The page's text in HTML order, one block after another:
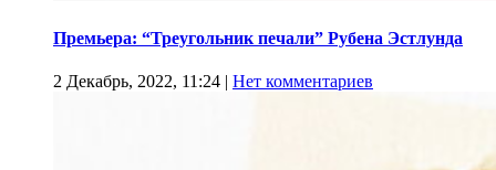
Премьера: “Треугольник печали” Рубена Эстлунда
2 Декабрь, 2022, 11:24 | Нет комментариев